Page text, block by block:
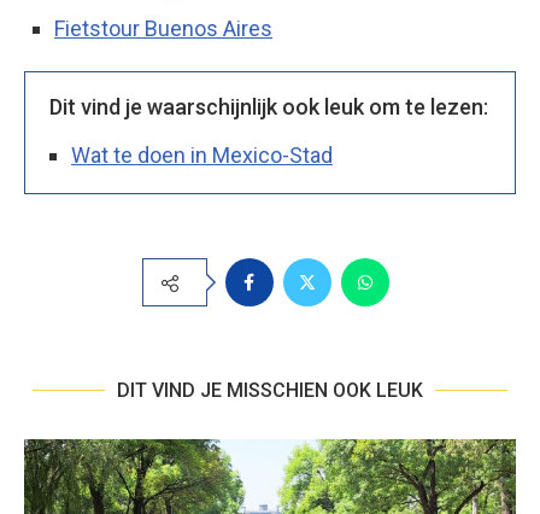
Fietstour Buenos Aires
Dit vind je waarschijnlijk ook leuk om te lezen:
Wat te doen in Mexico-Stad
DIT VIND JE MISSCHIEN OOK LEUK